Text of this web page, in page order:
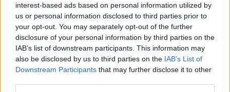
interest-based ads based on personal information utilized by
us or personal information disclosed to third parties prior to
your opt-out. You may separately opt-out of the further
disclosure of your personal information by third parties on the
IAB’s list of downstream participants. This information may
also be disclosed by us to third parties on the IAB’s List of
Downstream Participants that may further disclose it to other
πουλώντας τις μετοχές της εταιρείας σε έναν
«άγνωστο, », ανέφερε το People Σύμφωνα με το
πρακτορείο, ο ηθοποιός κατέθεσε τα έγγραφα στο
Ανώτατο Δικαστήριο της Κομητείας του Λος
Άντζελες. Η Jolie αρνήθηκε τους ισχυρισμούς του.